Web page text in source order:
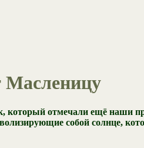
Масленицу
который отмечали ещё наши
собой солнце,